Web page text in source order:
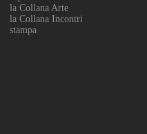
la Collana Arte
la Collana Incontri
stampa